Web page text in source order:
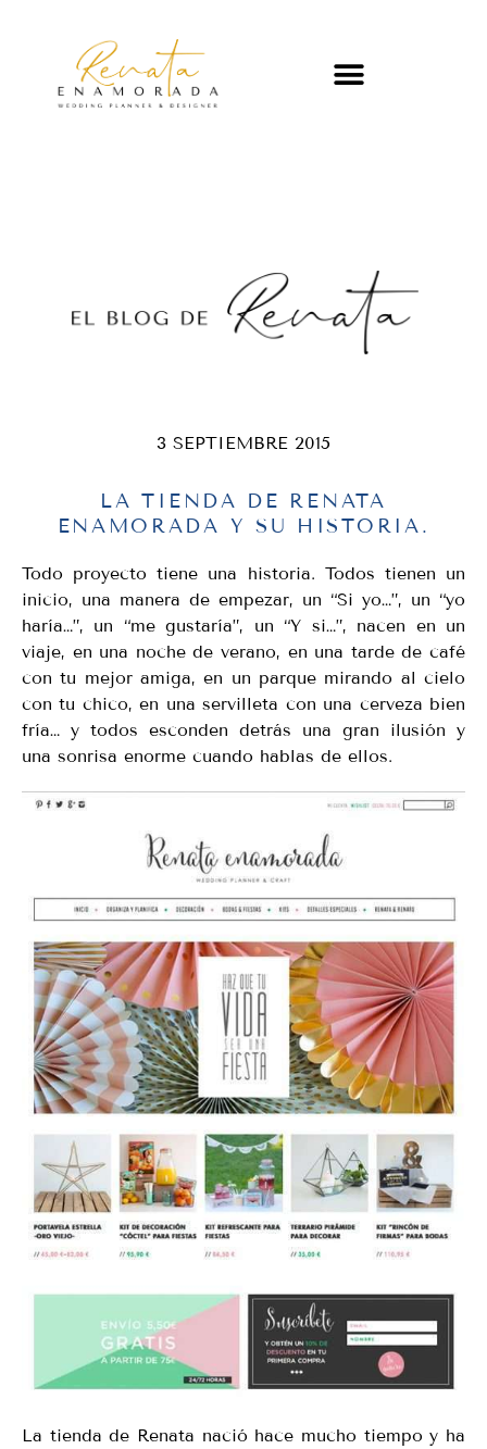
3 SEPTIEMBRE 2015
LA TIENDA DE RENATA
ENAMORADA Y SU HISTORIA.
Todo proyecto tiene una historia. Todos tienen un
inicio, una manera de empezar, un “Si yo…”, un “yo
haría…”, un “me gustaría”, un “Y si…”, nacen en un
viaje, en una noche de verano, en una tarde de café
con tu mejor amiga, en un parque mirando al cielo
con tu chico, en una servilleta con una cerveza bien
fría… y todos esconden detrás una gran ilusión y
una sonrisa enorme cuando hablas de ellos.
La tienda de Renata nació hace mucho tiempo y ha